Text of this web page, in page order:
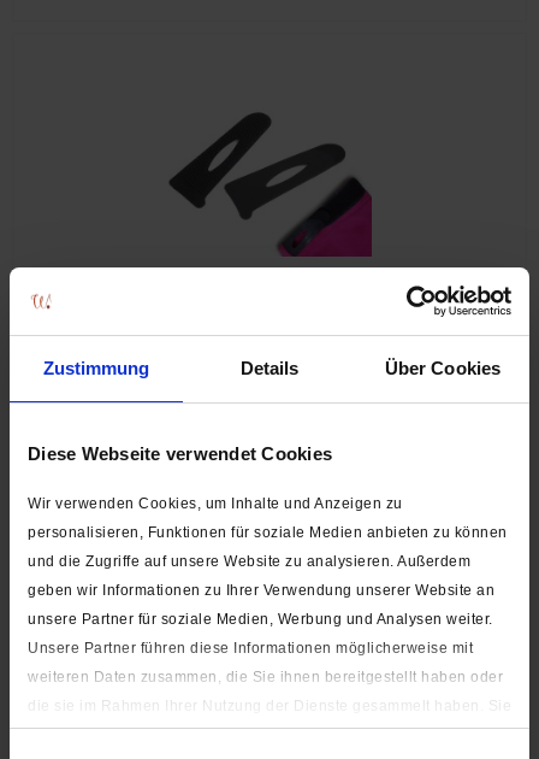
Zustimmung Details Über Cookies
Diese Webseite verwendet Cookies
Wir verwenden Cookies, um Inhalte und Anzeigen zu
personalisieren, Funktionen für soziale Medien anbieten zu können
und die Zugriffe auf unsere Website zu analysieren. Außerdem
geben wir Informationen zu Ihrer Verwendung unserer Website an
unsere Partner für soziale Medien, Werbung und Analysen weiter.
Unsere Partner führen diese Informationen möglicherweise mit
weiteren Daten zusammen, die Sie ihnen bereitgestellt haben oder
die sie im Rahmen Ihrer Nutzung der Dienste gesammelt haben. Sie
Klettverschluss für Manschetten an Sportjacken (ca. 3 cm
Auf Lager
1,50 € *
Hutgummi